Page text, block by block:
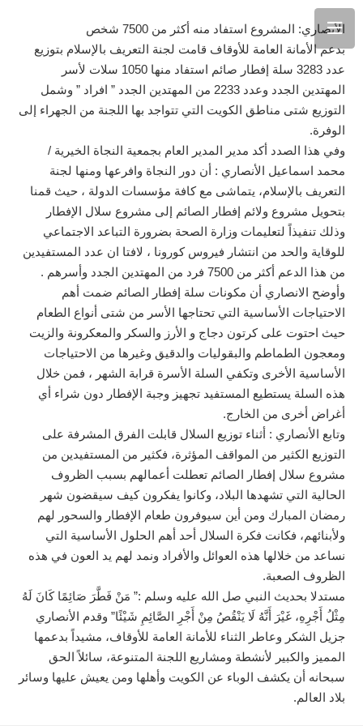
الأنصاري: المشروع استفاد منه أكثر من 7500 شخص
بدعم الأمانة العامة للأوقاف قامت لجنة التعريف بالإسلام بتوزيع
عدد 3283 سلة إفطار صائم استفاد منها 1050 سلات لأسر
المهتدين الجدد وعدد 2233 من المهتدين الجدد ” افراد ” وشمل
التوزيع شتى مناطق الكويت التي تتواجد بها اللجنة من الجهراء إلى
الوفرة.
وفي هذا الصدد أكد مدير المدير العام بجمعية النجاة الخيرية /
محمد اسماعيل الأنصاري : أن دور النجاة وافرعها ومنها لجنة
التعريف بالإسلام، يتماشى مع كافة مؤسسات الدولة ، حيث قمنا
بتحويل مشروع ولائم إفطار الصائم إلى مشروع سلال الإفطار
وذلك تنفيذاً لتعليمات وزارة الصحة بضرورة التباعد الاجتماعي
للوقاية والحد من انتشار فيروس كورونا ، لافتا ان عدد المستفيدين
من هذا الدعم أكثر من 7500 فرد من المهتدين الجدد وأسرهم .
وأوضح الانصاري أن مكونات سلة إفطار الصائم ضمت أهم
الاحتياجات الأساسية التي تحتاجها الأسر من شتى أنواع الطعام
حيث احتوت على كرتون دجاج و الأرز والسكر والمعكرونة والزيت
ومعجون الطماطم والبقوليات والدقيق وغيرها من الاحتياجات
الأساسية الأخرى وتكفي السلة الأسرة قرابة الشهر ، فمن خلال
هذه السلة يستطيع المستفيد تجهيز وجبة الإفطار دون شراء أي
أغراض أخرى من الخارج.
وتابع الأنصاري : أثناء توزيع السلال قابلت الفرق المشرفة على
التوزيع الكثير من المواقف المؤثرة، فكثير من المستفيدين من
مشروع سلال إفطار الصائم تعطلت أعمالهم بسبب الظروف
الحالية التي تشهدها البلاد، وكانوا يفكرون كيف سيقضون شهر
رمضان المبارك ومن أين سيوفرون طعام الإفطار والسحور لهم
ولأبنائهم، فكانت فكرة السلال أحد أهم الحلول الأساسية التي
نساعد من خلالها هذه العوائل والأفراد ونمد لهم يد العون في هذه
الظروف الصعبة.
مستدلا بحديث النبي صل الله عليه وسلم :” مَنْ فَطَّرَ صَائِمًا كَانَ لَهُ
مِثْلُ أَجْرِهِ، غَيْرَ أَنَّهُ لَا يَنْقُصُ مِنْ أَجْرِ الصَّائِمِ شَيْئًا” وقدم الأنصاري
جزيل الشكر وعاطر الثناء للأمانة العامة للأوقاف، مشيداً بدعمها
المميز والكبير لأنشطة ومشاريع اللجنة المتنوعة، سائلاً الحق
سبحانه أن يكشف الوباء عن الكويت وأهلها ومن يعيش عليها وسائر
بلاد العالم.